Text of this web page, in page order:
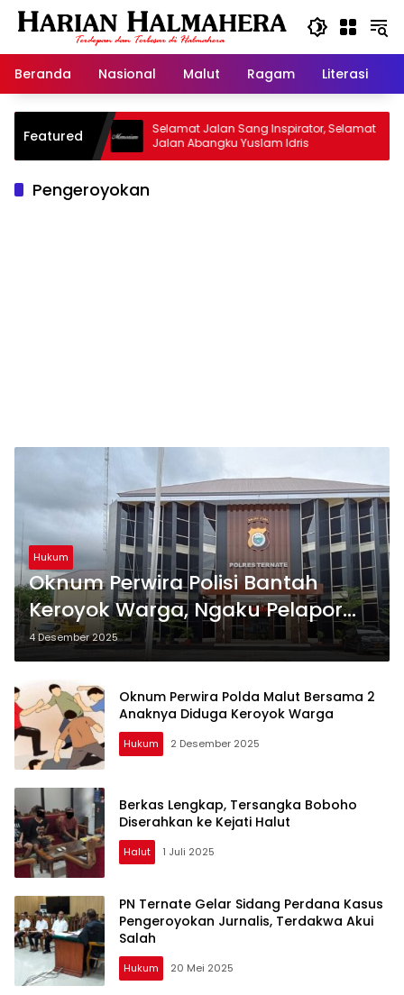
Langsung
Beranda
Nasional Malut Ragam Literasi
Featured
Selamat Jalan Sang Inspirator, Selamat
Jalan Abangku Yuslam Idris
Pengeroyokan
Hukum
Oknum Perwira Polisi Bantah
Keroyok Warga, Ngaku Pelapor
Rendahkan Bhayangkarinya
4 Desember 2025
Oknum Perwira Polda Malut Bersama 2
Anaknya Diduga Keroyok Warga
Hukum 2 Desember 2025
Berkas Lengkap, Tersangka Boboho
Diserahkan ke Kejati Halut
Halut 1 Juli 2025
PN Ternate Gelar Sidang Perdana Kasus
Pengeroyokan Jurnalis, Terdakwa Akui
Salah
Hukum 20 Mei 2025